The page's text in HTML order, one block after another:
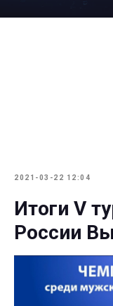
2021-03-22 12:04
Итоги V
России